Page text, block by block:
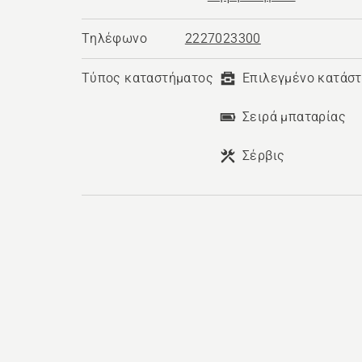
Τηλέφωνο 2227023300
Τύπος καταστήματος Επιλεγμένο
Σειρά μπαταρίας
Σέρβις